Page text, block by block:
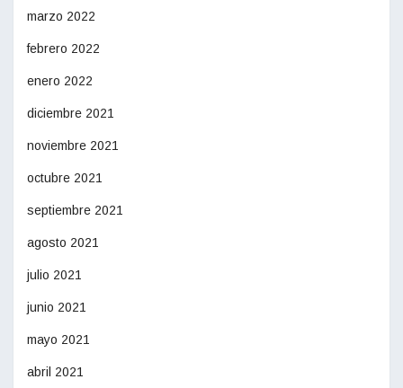
marzo 2022
febrero 2022
enero 2022
diciembre 2021
noviembre 2021
octubre 2021
septiembre 2021
agosto 2021
julio 2021
junio 2021
mayo 2021
abril 2021